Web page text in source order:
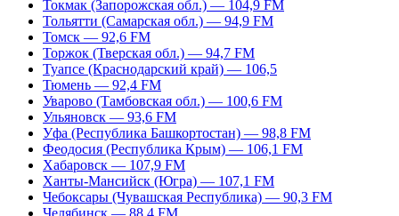
Токмак (Запорожская обл.) — 104,9 FM
Тольятти (Самарская обл.) — 94,9 FM
Томск — 92,6 FM
Торжок (Тверская обл.) — 94,7 FM
Туапсе (Краснодарский край) — 106,5
Тюмень — 92,4 FM
Уварово (Тамбовская обл.) — 100,6 FM
Ульяновск — 93,6 FM
Уфа (Республика Башкортостан) — 98,8 FM
Феодосия (Республика Крым) — 106,1 FM
Хабаровск — 107,9 FM
Ханты-Мансийск (Югра) — 107,1 FM
Чебоксары (Чувашская Республика) — 90,3 FM
Челябинск — 88,4 FM